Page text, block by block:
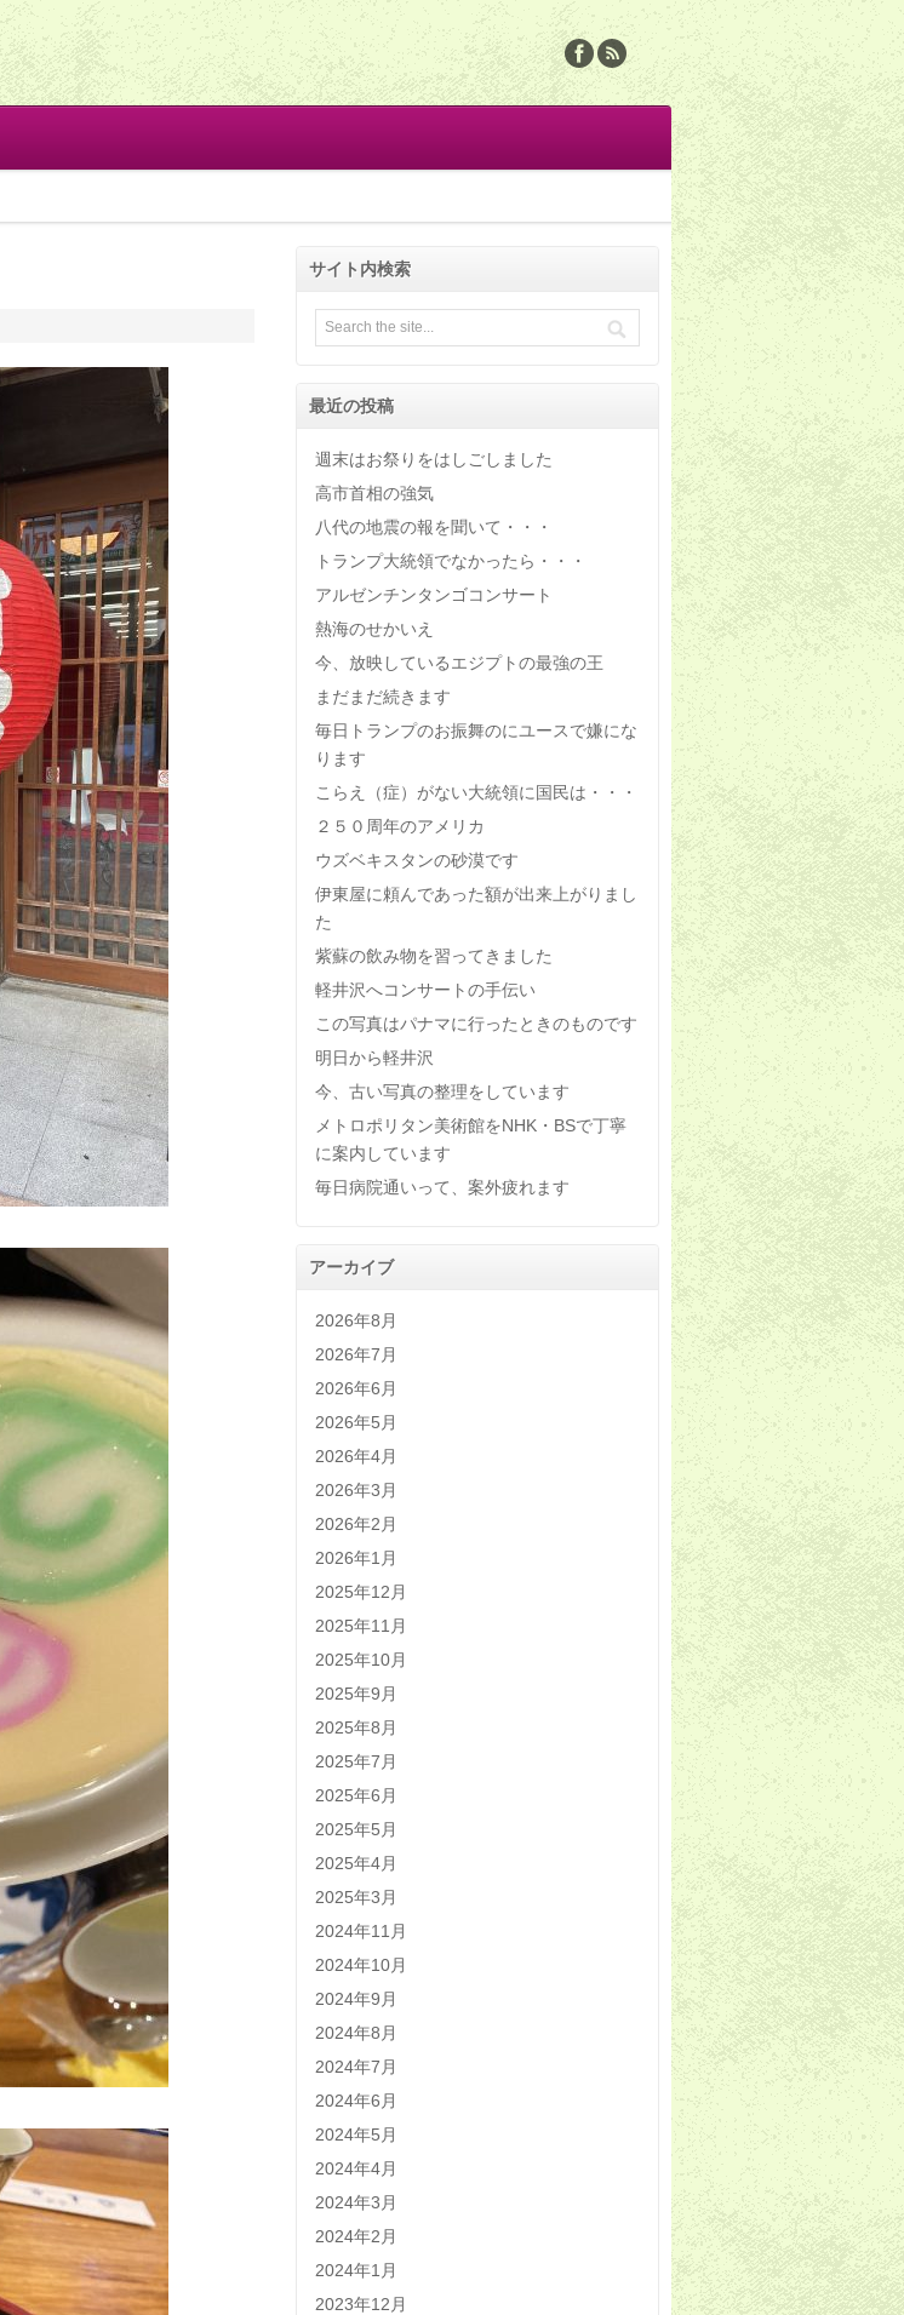
サイト内検索
最近の投稿
週末はお祭りをはしごしました
高市首相の強気
八代の地震の報を聞いて・・・
トランプ大統領でなかったら・・・
アルゼンチンタンゴコンサート
熱海のせかいえ
今、放映しているエジプトの最強の王
まだまだ続きます
毎日トランプのお振舞のにユースで嫌にな
ります
こらえ（症）がない大統領に国民は・・・
２５０周年のアメリカ
ウズベキスタンの砂漠です
伊東屋に頼んであった額が出来上がりまし
た
紫蘇の飲み物を習ってきました
軽井沢へコンサートの手伝い
この写真はパナマに行ったときのものです
明日から軽井沢
今、古い写真の整理をしています
メトロポリタン美術館をNHK・BSで丁寧
に案内しています
毎日病院通いって、案外疲れます
アーカイブ
2026年8月
2026年7月
2026年6月
2026年5月
2026年4月
2026年3月
2026年2月
2026年1月
2025年12月
2025年11月
2025年10月
2025年9月
2025年8月
2025年7月
2025年6月
2025年5月
2025年4月
2025年3月
2024年11月
2024年10月
2024年9月
2024年8月
2024年7月
2024年6月
2024年5月
2024年4月
2024年3月
2024年2月
2024年1月
2023年12月